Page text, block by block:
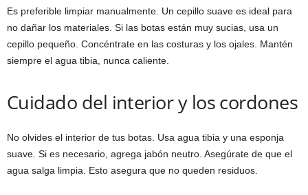
Es preferible limpiar manualmente. Un cepillo suave es ideal para
no dañar los materiales. Si las botas están muy sucias, usa un
cepillo pequeño. Concéntrate en las costuras y los ojales. Mantén
siempre el agua tibia, nunca caliente.
Cuidado del interior y los cordones
No olvides el interior de tus botas. Usa agua tibia y una esponja
suave. Si es necesario, agrega jabón neutro. Asegúrate de que el
agua salga limpia. Esto asegura que no queden residuos.